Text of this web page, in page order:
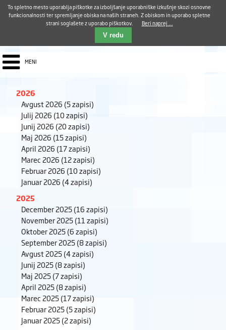
E-pošta ZUDV
Iskalnik
MENI
2026
Avgust 2026 (5 zapisi)
Julij 2026 (10 zapisi)
Junij 2026 (20 zapisi)
Maj 2026 (15 zapisi)
April 2026 (17 zapisi)
Marec 2026 (12 zapisi)
Februar 2026 (10 zapisi)
Januar 2026 (4 zapisi)
2025
December 2025(16 zapisi)
November 2025(11 zapisi)
Oktober 2025(6 zapisi)
September 2025(8 zapisi)
Avgust 2025(4 zapisi)
Junij 2025(8 zapisi)
Maj 2025(7 zapisi)
April 2025(8 zapisi)
Marec 2025(17 zapisi)
Februar 2025(5 zapisi)
Januar 2025(2 zapisi)
To spletno mesto uporablja piškotke za izboljšanje uporabniške izkušnje skozi osnovne
funkcionalnosti ter spremljanje obiska na naših straneh. Z obiskom in uporabo spletne
strani soglašete z uporabo piškotkov.
Beri naprej ...
V redu